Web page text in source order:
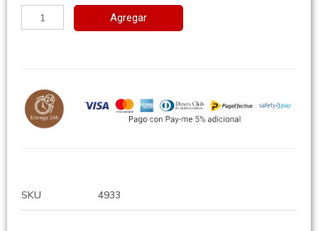
Agregar
SKU 4933